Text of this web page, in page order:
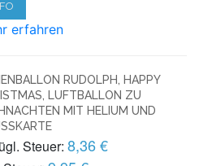
erfahren
RUDOLPH, HAPPY
LUFTBALLON ZU
MIT HELIUM UND
Steuer: 8,36 €